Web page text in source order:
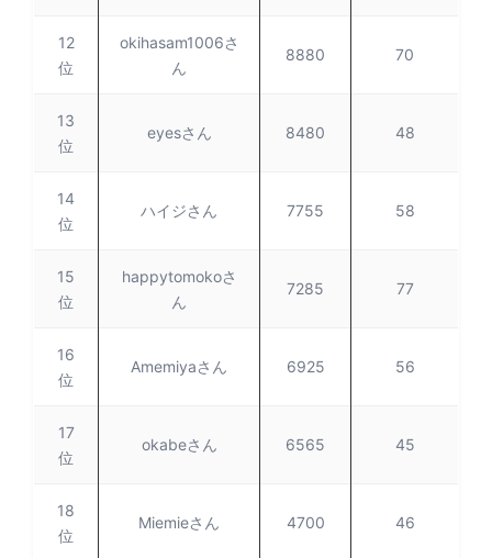
12
位
okihasam1006さ
ん
8880 70
13
位
eyesさん 8480 48
14
位
ハイジさん 7755 58
15
位
happytomokoさ
ん
7285 77
16
位
Amemiyaさん 6925 56
17
位
okabeさん 6565 45
18
位
Miemieさん 4700 46